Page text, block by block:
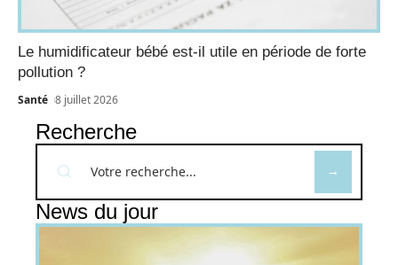
Le humidificateur bébé est-il utile en période de forte
pollution ?
Santé 8 juillet 2026
Recherche
News du jour